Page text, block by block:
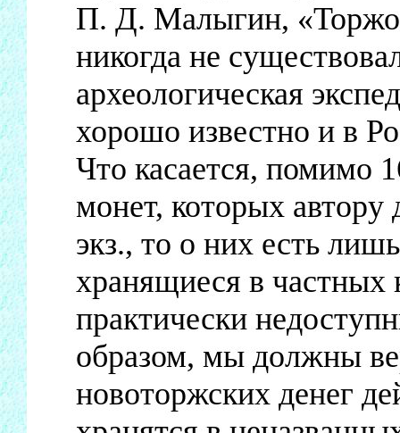
П. Д. Малыгин,
никогда не
археологическая
хорошо известно и в
Что касается, помимо
монет, которых
экз., то о них есть
хранящиеся в частных
практически
образом, мы должны
новоторжских денег